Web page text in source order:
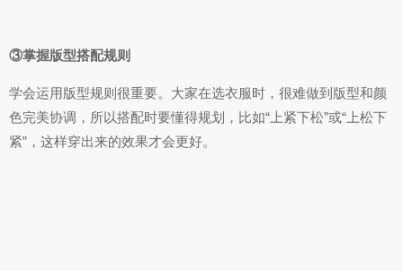
③掌握版型搭配规则
学会运用版型规则很重要。大家在选衣服时，很难做到版型和颜
色完美协调，所以搭配时要懂得规划，比如“上紧下松”或“上松下
紧”，这样穿出来的效果才会更好。